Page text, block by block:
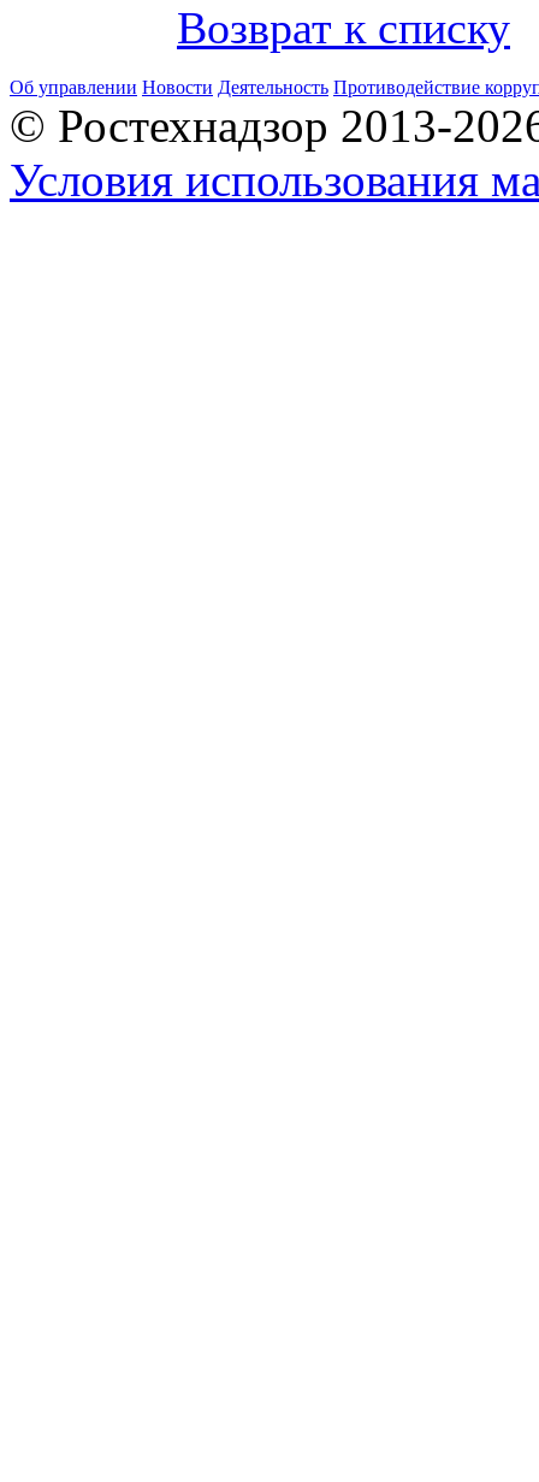
Возврат к списку
Об управлении Новости Деятельность Противодействие
© Ростехнадзор 2013-
Условия использования